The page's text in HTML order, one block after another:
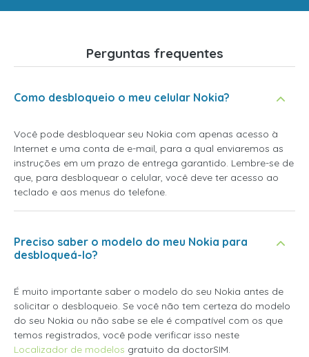
Perguntas frequentes
Como desbloqueio o meu celular Nokia?
Você pode desbloquear seu Nokia com apenas acesso à
Internet e uma conta de e-mail, para a qual enviaremos as
instruções em um prazo de entrega garantido. Lembre-se de
que, para desbloquear o celular, você deve ter acesso ao
teclado e aos menus do telefone.
Preciso saber o modelo do meu Nokia para
desbloqueá-lo?
É muito importante saber o modelo do seu Nokia antes de
solicitar o desbloqueio. Se você não tem certeza do modelo
do seu Nokia ou não sabe se ele é compatível com os que
temos registrados, você pode verificar isso neste
Localizador de modelos gratuito da doctorSIM.